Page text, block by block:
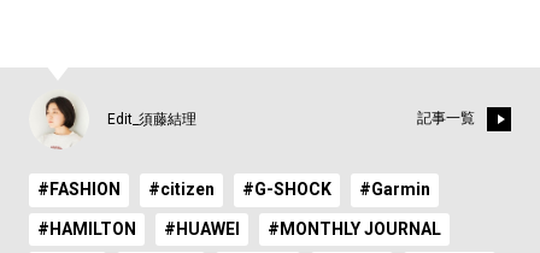
Edit_須藤結理 記事一覧
#FASHION #citizen #G-SHOCK #Garmin
#HAMILTON #HUAWEI #MONTHLY JOURNAL